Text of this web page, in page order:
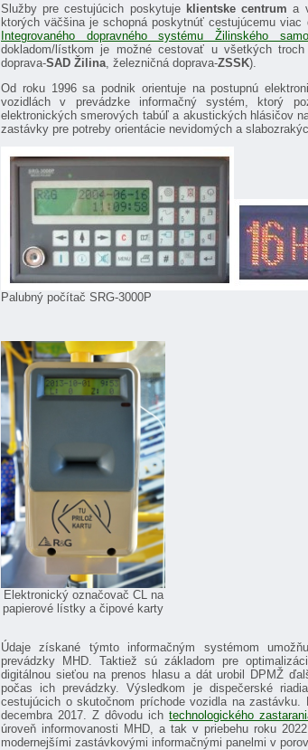
Služby pre cestujúcich poskytuje klientske centrum a
ktorých väčšina je schopná poskytnúť cestujúcemu
Integrovaného dopravného systému Žilinského
dokladom/lístkom je možné cestovať u všetkých
doprava-SAD Žilina , železničná doprava-ZSSK).
Od roku 1996 sa podnik orientuje na postupnú
vozidlách v prevádzke informačný systém, ktorý
elektronických smerových tabúľ a akustických hlásičov
zastávky pre potreby orientácie nevidomých a
Palubný počítač SRG-3000P
Elektronický označovač CL na
papierové lístky a čipové karty
Údaje získané týmto informačným systémom
prevádzky MHD. Taktiež sú základom pre
digitálnou sieťou na prenos hlasu a dát urobil DPMŽ
počas ich prevádzky. Výsledkom je dispečerské
cestujúcich o skutočnom príchode vozidla na
decembra 2017. Z dôvodu ichtechnologického
úroveň informovanosti MHD, a tak v priebehu roku
modernejšími zastávkovými informačnými panelmi v